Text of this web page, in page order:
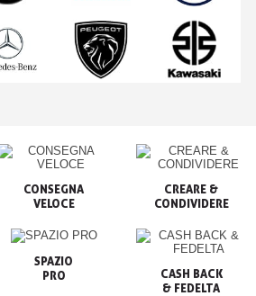
CONSEGNA
VELOCE
CREARE &
CONDIVIDERE
SPAZIO
PRO
CASH BACK
& FEDELTA